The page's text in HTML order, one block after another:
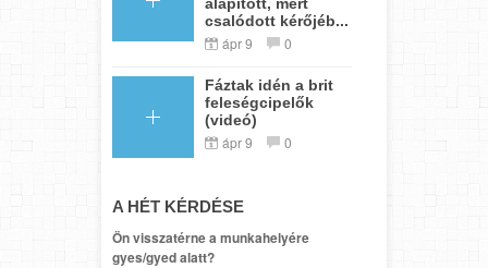
csalódott kérőjéb...
ápr 9 0
Fáztak idén a brit
feleségcipelők
(videó)
ápr 9 0
A HÉT KÉRDÉSE
Ön visszatérne a munkahelyére
gyes/gyed alatt?